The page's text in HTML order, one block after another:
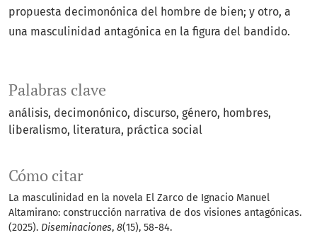
Palabras clave
análisis decimonónico discurso género hombres
liberalismo literatura práctica social
Cómo citar
La masculinidad en la novela El Zarco de Ignacio Manuel
Altamirano: construcción narrativa de dos visiones antagónicas.
(2025). Diseminaciones, 8(15), 58-84.
propuesta decimonónica del hombre de bien; y otro, a
una masculinidad antagónica en la figura del bandido.